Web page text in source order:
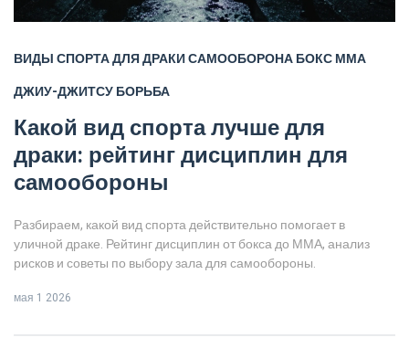
ВИДЫ СПОРТА ДЛЯ ДРАКИСАМООБОРОНАБОКСММА
ДЖИУ-ДЖИТСУБОРЬБА
Какой вид спорта лучше для
драки: рейтинг дисциплин для
самообороны
Разбираем, какой вид спорта действительно помогает в
уличной драке. Рейтинг дисциплин от бокса до ММА, анализ
рисков и советы по выбору зала для самообороны.
мая 1 2026